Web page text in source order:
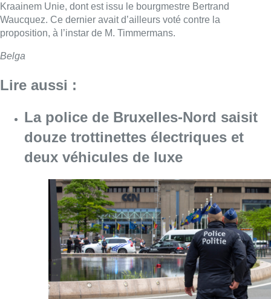
Kraainem Unie, dont est issu le bourgmestre Bertrand
Waucquez. Ce dernier avait d’ailleurs voté contre la
proposition, à l’instar de M. Timmermans.
Belga
Lire aussi :
La police de Bruxelles-Nord saisit
douze trottinettes électriques et
deux véhicules de luxe